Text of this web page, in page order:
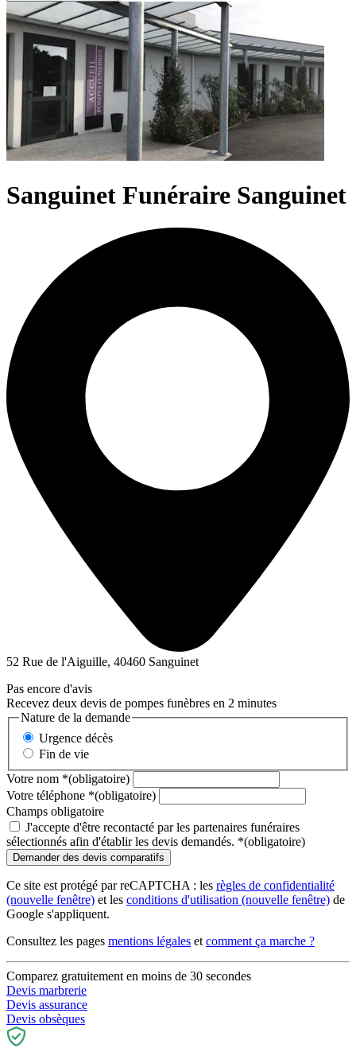
Sanguinet Funéraire Sanguinet
52 Rue de l'Aiguille, 40460 Sanguinet
Pas encore d'avis
Recevez deux devis de pompes funèbres en 2 minutes
Nature de la demande
Urgence décès
Fin de vie
Votre nom *(obligatoire)
Votre téléphone *(obligatoire)
Champs obligatoire
J'accepte d'être recontacté par les partenaires funéraires
sélectionnés afin d'établir les devis demandés. *(obligatoire)
Ce site est protégé par reCAPTCHA : les règles de confidentialité
(nouvelle fenêtre) et les conditions d'utilisation (nouvelle fenêtre) de
Google s'appliquent.
Consultez les pages mentions légales et comment ça marche ?
Comparez gratuitement en moins de 30 secondes
Devis marbrerie
Devis assurance
Devis obsèques